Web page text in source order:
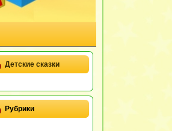
Детские сказки
Рубрики